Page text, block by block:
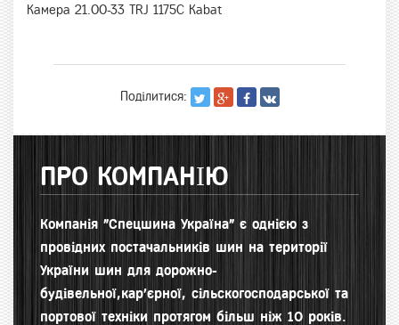
Камера 21.00-33 TRJ 1175C Kabat
Поділитися:
ПРО КОМПАНІЮ
Компанія "Спецшина Україна" є однією з
провідних постачальників шин на території
України шин для дорожно-
будівельної,кар'єрної, сільскогосподарської та
портової техніки протягом більш ніж 10 років.